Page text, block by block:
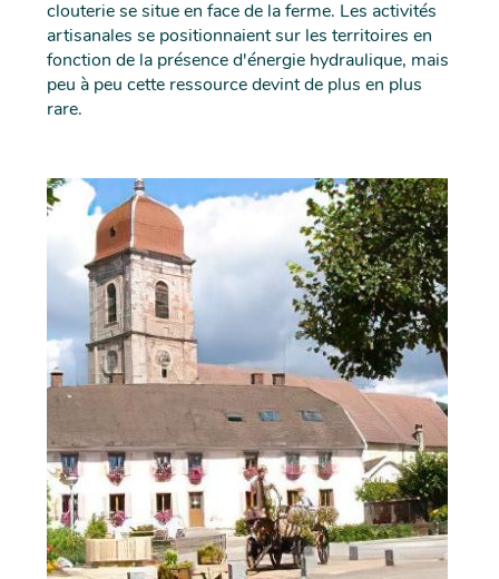
clouterie se situe en face de la ferme. Les activités
artisanales se positionnaient sur les territoires en
fonction de la présence d'énergie hydraulique, mais
peu à peu cette ressource devint de plus en plus
rare.